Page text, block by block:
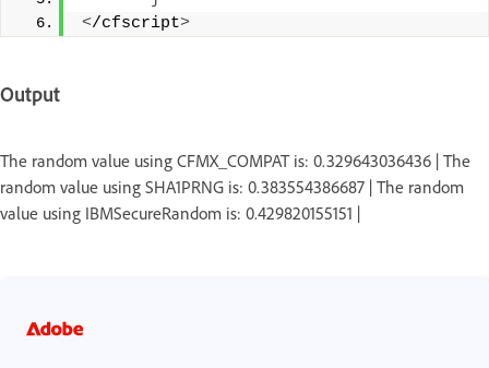
</cfscript>
Output
The random value using CFMX_COMPAT is: 0.329643036436 | The
random value using SHA1PRNG is: 0.383554386687 | The random
value using IBMSecureRandom is: 0.429820155151 |